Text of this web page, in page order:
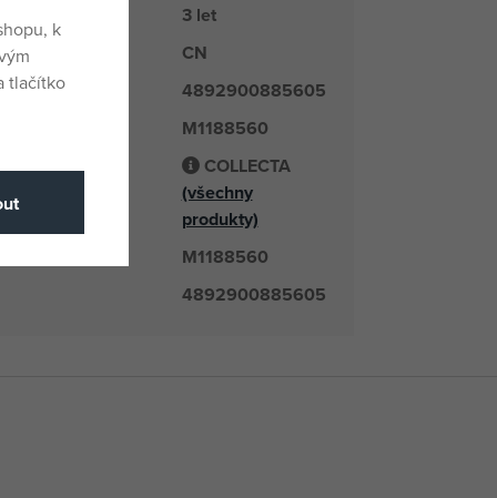
3 let
CN
4892900885605
M1188560
COLLECTA
(všechny
produkty)
M1188560
4892900885605
k
tlačítko